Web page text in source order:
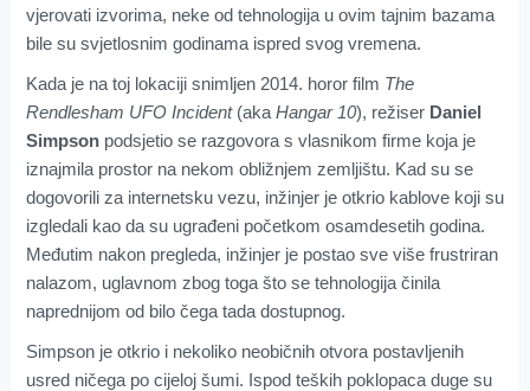
vjerovati izvorima, neke od tehnologija u ovim tajnim bazama
bile su svjetlosnim godinama ispred svog vremena.
Kada je na toj lokaciji snimljen 2014. horor film The
Rendlesham UFO Incident(aka Hangar 10), režiser Daniel
Simpsonpodsjetio se razgovora s vlasnikom firme koja je
iznajmila prostor na nekom obližnjem zemljištu. Kad su se
dogovorili za internetsku vezu, inžinjer je otkrio kablove koji su
izgledali kao da su ugrađeni početkom osamdesetih godina.
Međutim nakon pregleda, inžinjer je postao sve više frustriran
nalazom, uglavnom zbog toga što se tehnologija činila
naprednijom od bilo čega tada dostupnog.
Simpson je otkrio i nekoliko neobičnih otvora postavljenih
usred ničega po cijeloj šumi. Ispod teških poklopaca duge su